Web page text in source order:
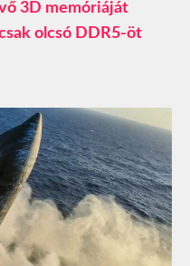
3D memóriáját
olcsó DDR5-öt